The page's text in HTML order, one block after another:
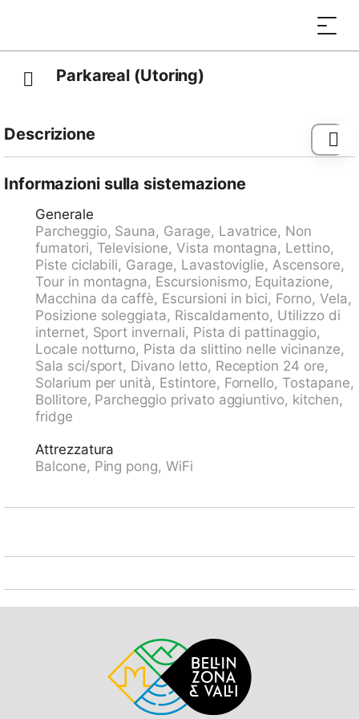
Parkareal (Utoring)
Descrizione
piacevole, costruito nel 1966. A 300 m dal centro,
500 m dall'area sciistica, in una strada senza uscita,
immerso nel verde. Nella casa: reception, sala
comune, sauna (extra). Solarium (extra). Tennis
tavolo, sala giochi, ascensore, deposito sci,
riscaldamento centralizzato. Parcheggio presso la
casa, autorimessa. Negozio, negozio alimentare 300
m, supermercato, ristorante, fermata bus, stazione
ferroviaria 300 m, piscina 2.5 km, piscina coperta 2.5
km. Funicolare, funivia, sciovia, fermata ski bus 300
m, scuola di sci 500 m, pista per slitte 700 m, pista di
fondo 500 m, pattinaggio 1.5 km. Sentieri
escursionistici: Rienerhorn, Jakobshorn. Gli
appartamenti dal 4° piano esposti a sud hanno una
3.00/giorno in estate, CHF 5.00/giorno in inverno.
Garage: CHF 5.00/giorno in estate, CHF 8.00/giorno in
Informazioni sulla sistemazione
Generale
Parcheggio, Sauna, Garage, Lavatrice, Non
fumatori, Televisione, Vista montagna, Lettino,
Piste ciclabili, Garage, Lavastoviglie, Ascensore,
Tour in montagna, Escursionismo, Equitazione,
Macchina da caffè, Escursioni in bici, Forno, Vela,
Posizione soleggiata, Riscaldamento, Utilizzo di
internet, Sport invernali, Pista di pattinaggio,
Locale notturno, Pista da slittino nelle vicinanze,
Sala sci/sport, Divano letto, Reception 24 ore,
Solarium per unità, Estintore, Fornello, Tostapane,
Bollitore, Parcheggio privato aggiuntivo, kitchen,
fridge
Attrezzatura
Balcone, Ping pong, WiFi